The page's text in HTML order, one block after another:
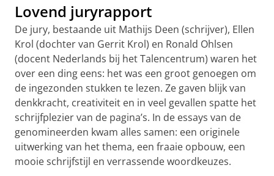
Lovend juryrapport
De jury, bestaande uit Mathijs Deen (schrijver), Ellen
Krol (dochter van Gerrit Krol) en Ronald Ohlsen
(docent Nederlands bij het Talencentrum) waren het
over een ding eens: het was een groot genoegen om
de ingezonden stukken te lezen. Ze gaven blijk van
denkkracht, creativiteit en in veel gevallen spatte het
schrijfplezier van de pagina’s. In de essays van de
genomineerden kwam alles samen: een originele
uitwerking van het thema, een fraaie opbouw, een
mooie schrijfstijl en verrassende woordkeuzes.